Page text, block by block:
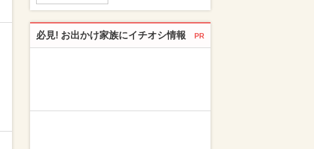
必見! お出かけ家族にイチオシ情報 PR